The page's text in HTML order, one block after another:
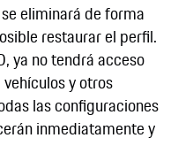
eliminará de forma
restaurar el perfil.
ya no tendrá acceso
y otros
las configuraciones
inmediatamente y